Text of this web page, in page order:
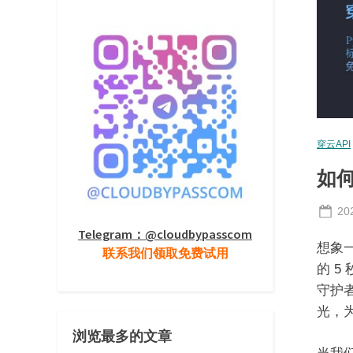
穿云API
如
想象
的 5
守护
光，
Telegram：@cloudbypasscom
联系我们领取免费试用
浏览最多的文章